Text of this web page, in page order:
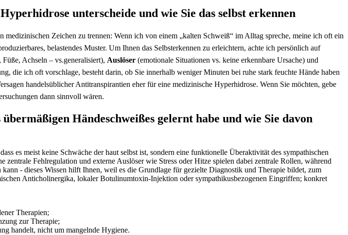
⁣unterscheide und wie Sie ⁤das selbst ‌erkennen
Zeichen zu ​trennen:‌ Wenn ich ​von einem⁣ „kalten Schweiß“ im Alltag ⁣spreche, meine ich oft ein
belastendes‍ Muster. Um Ihnen das Selbsterkennen zu erleichtern, achte ich persönlich auf
Achseln – vs.generalisiert), Auslöser (emotionale Situationen vs. ⁢keine erkennbare​ Ursache) und
die⁤ ich oft vorschlage, besteht darin,⁢ ob ⁤Sie innerhalb⁣ weniger Minuten bei ruhe stark feuchte⁣ Hände haben
handelsüblicher Antitranspirantien eher für eine medizinische‌ Hyperhidrose. Wenn Sie‍ möchten,⁤ gebe⁢
‌dann sinnvoll‍ wären.
Händeschweißes ⁢gelernt‌ habe ⁢und wie Sie davon⁣
es meist keine Schwäche der haut selbst ist, ⁢sondern eine funktionelle Überaktivität des sympathischen
‍zentrale Fehlregulation⁤ und ‌externe⁢ Auslöser wie Stress‍ oder Hitze spielen dabei zentrale​ Rollen, während
‌- dieses Wissen hilft Ihnen, ⁣weil​ es die Grundlage für⁢ gezielte Diagnostik und Therapie bildet, zum
Anticholinergika, lokaler Botulinumtoxin-Injektion oder sympathikusbezogenen ​Eingriffen; konkret
Therapien;
zur Therapie;
handelt, nicht um mangelnde Hygiene.